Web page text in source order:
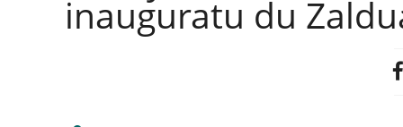
inauguratu du